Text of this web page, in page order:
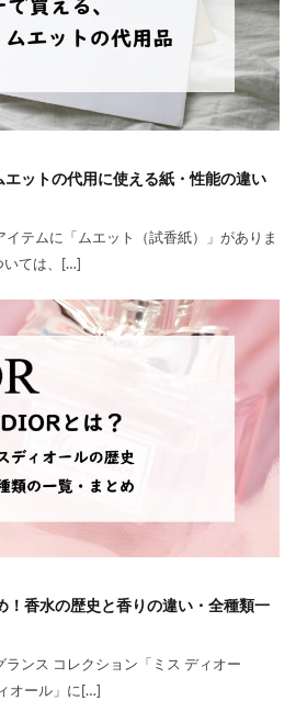
ットの代用に使える紙・性能の違い
テムに「ムエット（試香紙）」がありま
ては、[…]
！香水の歴史と香りの違い・全種類一
ンス コレクション「ミス ディオー
オール」に[…]